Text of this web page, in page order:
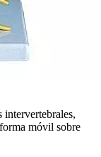
intervertebrales,
móvil sobre